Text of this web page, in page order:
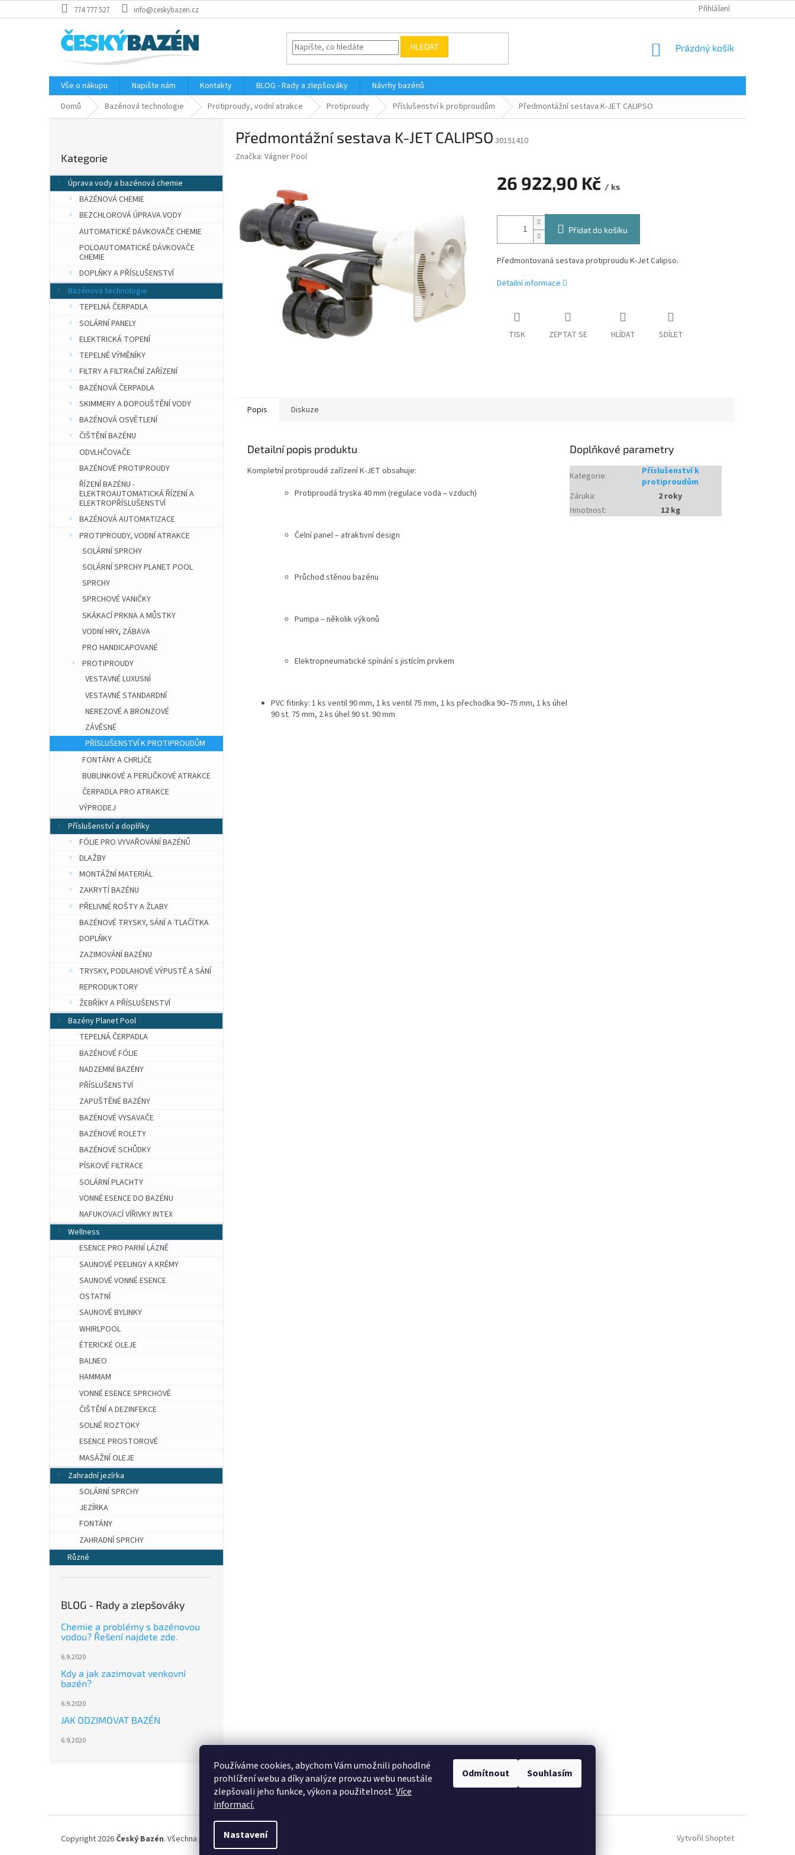
Používáme cookies, abychom Vám umožnili pohodlné
prohlížení webu a díky analýze provozu webu neustále
zlepšovali jeho funkce, výkon a použitelnost.Více
informací.
Nastavení
Odmítnout Souhlasím
na
774 777 527 info@ceskybazen.cz Přihlášení
HLEDAT
NÁKUPNÍ
Prázdný košík
Vše o nákupu Napište nám Kontakty BLOG - Rady a zlepšováky
Návrhy bazénů
Domů
Bazénová technologie Protiproudy, vodní atrakce Protiproudy Příslušenství k protiproudům Předmontážní sestava K-JET CALIPSO
r
a
e
kategorie
Kategorie
Úprava vody a bazénová chemie
BAZÉNOVÁ CHEMIE
BEZCHLOROVÁ ÚPRAVA VODY
AUTOMATICKÉ DÁVKOVAČE CHEMIE
POLOAUTOMATICKÉ DÁVKOVAČE
CHEMIE
DOPLŇKY A PŘÍSLUŠENSTVÍ
Bazénová technologie
TEPELNÁ ČERPADLA
SOLÁRNÍ PANELY
ELEKTRICKÁ TOPENÍ
TEPELNÉ VÝMĚNÍKY
FILTRY A FILTRAČNÍ ZAŘÍZENÍ
BAZÉNOVÁ ČERPADLA
SKIMMERY A DOPOUŠTĚNÍ VODY
BAZÉNOVÁ OSVĚTLENÍ
ČIŠTĚNÍ BAZÉNU
ODVLHČOVAČE
BAZÉNOVÉ PROTIPROUDY
ŘÍZENÍ BAZÉNU -
ELEKTROAUTOMATICKÁ ŘÍZENÍ A
ELEKTROPŘÍSLUŠENSTVÍ
BAZÉNOVÁ AUTOMATIZACE
PROTIPROUDY, VODNÍ ATRAKCE
SOLÁRNÍ SPRCHY
SOLÁRNÍ SPRCHY PLANET POOL
SPRCHY
SPRCHOVÉ VANIČKY
SKÁKACÍ PRKNA A MŮSTKY
VODNÍ HRY, ZÁBAVA
PRO HANDICAPOVANÉ
PROTIPROUDY
VESTAVNÉ LUXUSNÍ
VESTAVNÉ STANDARDNÍ
NEREZOVÉ A BRONZOVÉ
ZÁVĚSNÉ
PŘÍSLUŠENSTVÍ K PROTIPROUDŮM
FONTÁNY A CHRLIČE
BUBLINKOVÉ A PERLIČKOVÉ ATRAKCE
ČERPADLA PRO ATRAKCE
VÝPRODEJ
Příslušenství a doplňky
FÓLIE PRO VYVAŘOVÁNÍ BAZÉNŮ
DLAŽBY
MONTÁŽNÍ MATERIÁL
ZAKRYTÍ BAZÉNU
PŘELIVNÉ ROŠTY A ŽLABY
BAZÉNOVÉ TRYSKY, SÁNÍ A TLAČÍTKA
DOPLŇKY
ZAZIMOVÁNÍ BAZÉNU
TRYSKY, PODLAHOVÉ VÝPUSTĚ A SÁNÍ
REPRODUKTORY
ŽEBŘÍKY A PŘÍSLUŠENSTVÍ
Bazény Planet Pool
TEPELNÁ ČERPADLA
BAZÉNOVÉ FÓLIE
NADZEMNÍ BAZÉNY
PŘÍSLUŠENSTVÍ
ZAPUŠTĚNÉ BAZÉNY
BAZÉNOVÉ VYSAVAČE
BAZÉNOVÉ ROLETY
BAZÉNOVÉ SCHŮDKY
PÍSKOVÉ FILTRACE
SOLÁRNÍ PLACHTY
VONNÉ ESENCE DO BAZÉNU
NAFUKOVACÍ VÍŘIVKY INTEX
Wellness
ESENCE PRO PARNÍ LÁZNĚ
SAUNOVÉ PEELINGY A KRÉMY
SAUNOVÉ VONNÉ ESENCE
OSTATNÍ
SAUNOVÉ BYLINKY
WHIRLPOOL
ÉTERICKÉ OLEJE
BALNEO
HAMMAM
VONNÉ ESENCE SPRCHOVÉ
ČIŠTĚNÍ A DEZINFEKCE
SOLNÉ ROZTOKY
ESENCE PROSTOROVÉ
MASÁŽNÍ OLEJE
Zahradní jezírka
SOLÁRNÍ SPRCHY
JEZÍRKA
FONTÁNY
ZAHRADNÍ SPRCHY
Různé
BLOG - Rady a zlepšováky
Chemie a problémy s bazénovou
vodou? Řešení najdete zde.
6.9.2020
Kdy a jak zazimovat venkovní
bazén?
6.9.2020
JAK ODZIMOVAT BAZÉN
6.9.2020
Předmontážní sestava K-JET CALIPSO 30151410
Značka: Vágner Pool
26 922,90 Kč / ks
cena:
Přidat do košíku
Předmontovaná sestava protiproudu K-Jet Calipso.
Detailní informace
TISK ZEPTAT SE HLÍDAT SDÍLET
Popis Diskuze
Detailní popis produktu
Kompletní protiproudé zařízení K-JET obsahuje:
Protiproudá tryska 40 mm (regulace voda – vzduch)
Čelní panel – atraktivní design
Průchod stěnou bazénu
Pumpa – několik výkonů
Elektropneumatické spínání s jistícím prvkem
PVC fitinky: 1 ks ventil 90 mm, 1 ks ventil 75 mm, 1 ks přechodka 90–75 mm, 1 ks úhel
90 st. 75 mm, 2 ks úhel 90 st. 90 mm
Doplňkové parametry
Kategorie:
Příslušenství k
protiproudům
Záruka:
2 roky
Hmotnost: 12 kg
Heureka.cz
Vytvořil Shoptet
Copyright 2026 Český Bazén. Všechna práva vyhrazena.Upravit nastavení cookies